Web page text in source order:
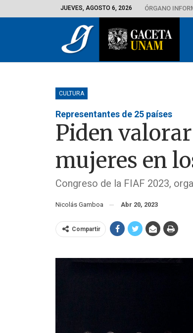
JUEVES, AGOSTO 6, 2026 ÓRGANO
CULTURA
Representantes de 25 países
Piden
mujeres en
Congreso de la FIAF 2023,
Nicolás Gamboa Abr 20, 2023
Compartir